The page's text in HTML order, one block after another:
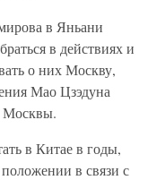
в Яньани
в действиях и
о них Москву,
Мао Цзэдуна
Москвы.
в Китае в годы,
в связи с